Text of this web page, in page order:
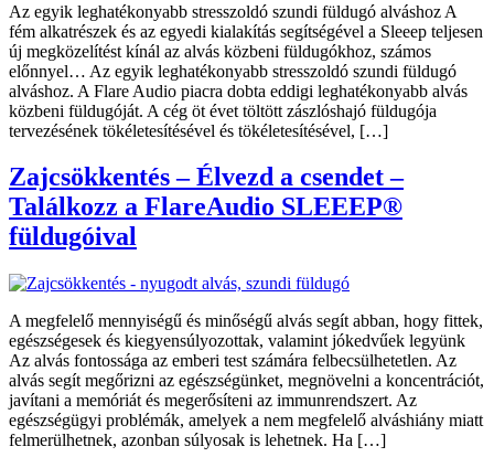
Az egyik leghatékonyabb stresszoldó szundi füldugó alváshoz A
fém alkatrészek és az egyedi kialakítás segítségével a Sleeep teljesen
új megközelítést kínál az alvás közbeni füldugókhoz, számos
előnnyel… Az egyik leghatékonyabb stresszoldó szundi füldugó
alváshoz. A Flare Audio piacra dobta eddigi leghatékonyabb alvás
közbeni füldugóját. A cég öt évet töltött zászlóshajó füldugója
tervezésének tökéletesítésével és tökéletesítésével, […]
Zajcsökkentés – Élvezd a csendet –
Találkozz a FlareAudio SLEEEP®
füldugóival
A megfelelő mennyiségű és minőségű alvás segít abban, hogy fittek,
egészségesek és kiegyensúlyozottak, valamint jókedvűek legyünk
Az alvás fontossága az emberi test számára felbecsülhetetlen. Az
alvás segít megőrizni az egészségünket, megnövelni a koncentrációt,
javítani a memóriát és megerősíteni az immunrendszert. Az
egészségügyi problémák, amelyek a nem megfelelő alváshiány miatt
felmerülhetnek, azonban súlyosak is lehetnek. Ha […]